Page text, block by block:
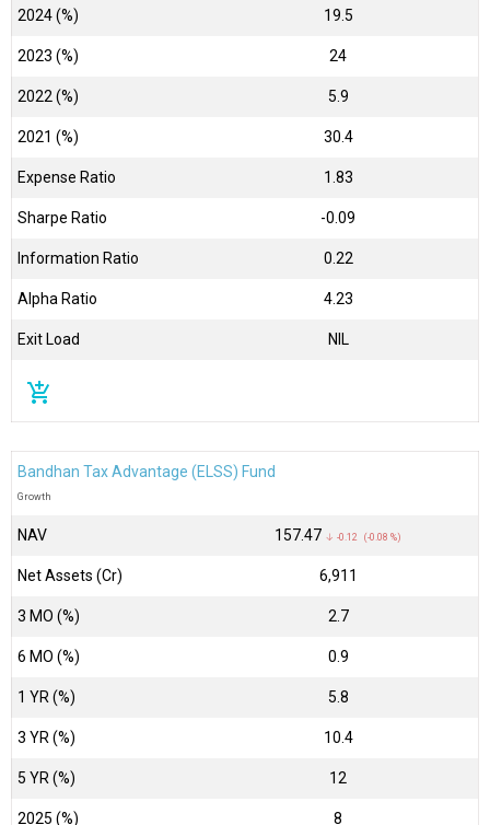
2024 (%) 19.5
2023 (%) 24
2022 (%) 5.9
2021 (%) 30.4
Expense Ratio 1.83
Sharpe Ratio -0.09
Information Ratio 0.22
Alpha Ratio 4.23
Exit Load NIL
add_shopping_cart
Bandhan Tax Advantage (ELSS) Fund
Growth
NAV ₹157.47 ↓ -0.12 (-0.08 %)
Net Assets (Cr) ₹6,911
3 MO (%) 2.7
6 MO (%) 0.9
1 YR (%) 5.8
3 YR (%) 10.4
5 YR (%) 12
2025 (%) 8